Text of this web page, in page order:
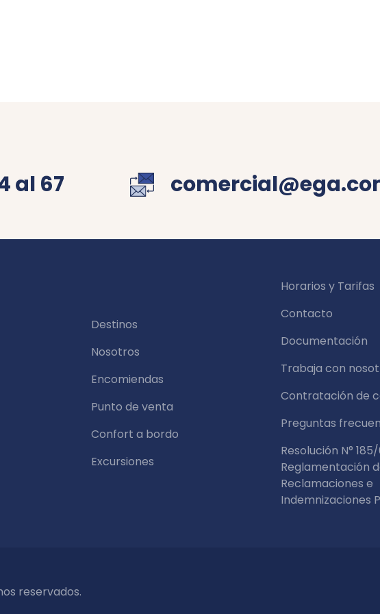
al 67
Destinos
Nosotros
Encomiendas
Punto de venta
Confort a bordo
Excursiones
Horarios y Tarifas
Contacto
Documentación
Trabaja con
Contratación de
Preguntas
Resolución N°
Reglamentación
Reclamaciones e
Indemnizaciones
reservados.